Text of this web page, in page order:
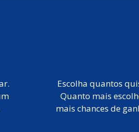
Escolha quantos
Quanto mais
mais chances de